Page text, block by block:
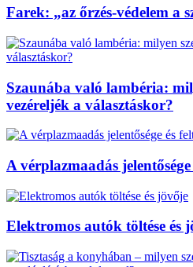
Farek: „az őrzés-védelem a
Szaunába való lambéria:
vezéreljék a választáskor?
A vérplazmaadás jelentősége
Elektromos autók töltése és